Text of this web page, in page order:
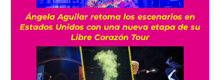
Ángela Aguilar retoma los escenarios en
Estados Unidos con una nueva etapa de su
Libre Corazón Tour